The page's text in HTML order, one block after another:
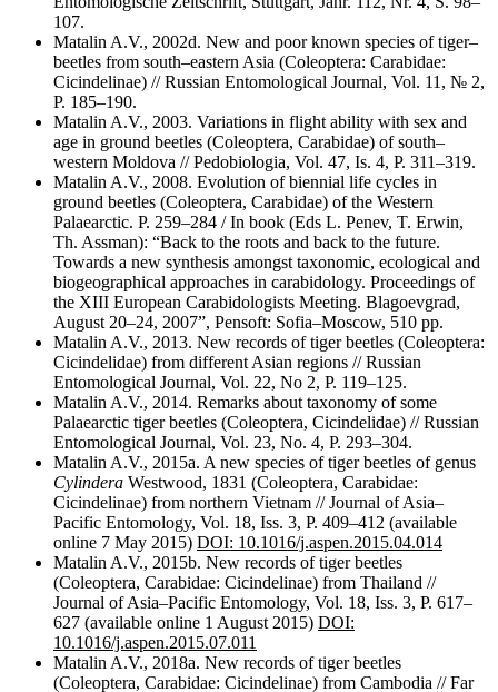
107.
Matalin A.V., 2002d. New and poor known species of tiger–
beetles from south–eastern Asia (Coleoptera: Carabidae:
Cicindelinae) // Russian Entomological Journal, Vol. 11, № 2,
P. 185–190.
Matalin A.V., 2003. Variations in flight ability with sex and
age in ground beetles (Coleoptera, Carabidae) of south–
western Moldova // Pedobiologia, Vol. 47, Is. 4, P. 311–319.
Matalin A.V., 2008. Evolution of biennial life cycles in
ground beetles (Coleoptera, Carabidae) of the Western
Palaearctic. P. 259–284 / In book (Eds L. Penev, T. Erwin,
Th. Assman): “Back to the roots and back to the future.
Towards a new synthesis amongst taxonomic, ecological and
biogeographical approaches in carabidology. Proceedings of
the XIII European Carabidologists Meeting. Blagoevgrad,
August 20–24, 2007”, Pensoft: Sofia–Moscow, 510 pp.
Matalin A.V., 2013. New records of tiger beetles (Coleoptera:
Cicindelidae) from different Asian regions // Russian
Entomological Journal, Vol. 22, No 2, P. 119–125.
Matalin A.V., 2014. Remarks about taxonomy of some
Palaearctic tiger beetles (Coleoptera, Cicindelidae) // Russian
Entomological Journal, Vol. 23, No. 4, P. 293–304.
Matalin A.V., 2015a. A new species of tiger beetles of genus
Cylindera Westwood, 1831 (Coleoptera, Carabidae:
Cicindelinae) from northern Vietnam // Journal of Asia–
Pacific Entomology, Vol. 18, Iss. 3, P. 409–412 (available
online 7 May 2015) DOI: 10.1016/j.aspen.2015.04.014
Matalin A.V., 2015b. New records of tiger beetles
(Coleoptera, Carabidae: Cicindelinae) from Thailand //
Journal of Asia–Pacific Entomology, Vol. 18, Iss. 3, P. 617–
627 (available online 1 August 2015) DOI:
10.1016/j.aspen.2015.07.011
Matalin A.V., 2018a. New records of tiger beetles
(Coleoptera, Carabidae: Cicindelinae) from Cambodia // Far